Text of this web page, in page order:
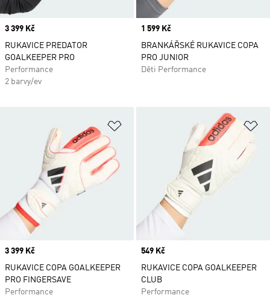
Price
3 399 Kč
RUKAVICE PREDATOR
GOALKEEPER PRO
Performance
2 barvy/ev
Price
1 599 Kč
BRANKÁŘSKÉ RUKAVICE COPA
PRO JUNIOR
Děti Performance
Přidat do seznamu přání
Price
3 399 Kč
RUKAVICE COPA GOALKEEPER
PRO FINGERSAVE
Performance
Price
549 Kč
RUKAVICE COPA GOALKEEPER
CLUB
Performance